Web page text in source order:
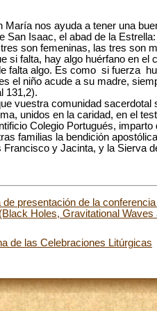
María nos ayuda a tener una
San Isaac, el abad de la
son femeninas, las tres son
si falta, hay algo huérfano en
falta algo. Es como si fuerza
el niño acude a su madre,
131,2).
vuestra comunidad
unidos en la caridad, en el
Colegio Portugués,
familias la bendición
y Jacinta, y la Sierva
de presentación de la
Holes, Gravitational
de las Celebraciones Litúrgicas